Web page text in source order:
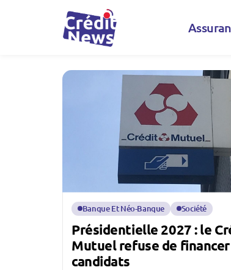
Banque Et Néo-Banque Société
Présidentielle 2027 : le
Mutuel refuse de
candidats